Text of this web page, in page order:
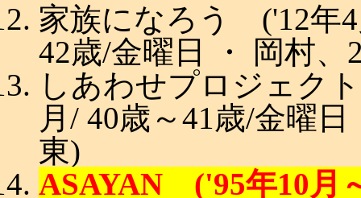
家族になろう ('12年4
42歳/金曜日 ・ 岡村、
しあわせプロジェク
月/ 40歳～41歳/金曜
東)
ASAYAN ('95年10月